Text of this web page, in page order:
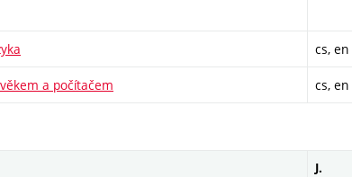
cs, en
a počítačem cs, en
J.